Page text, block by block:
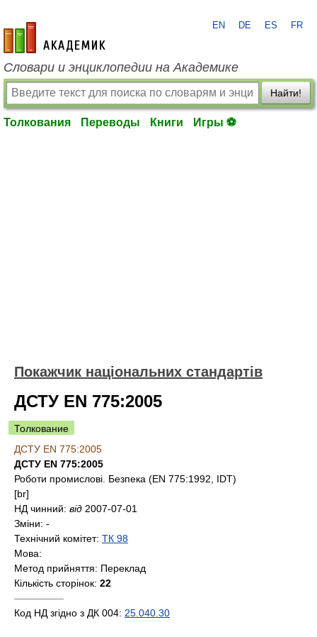
academic.ru
EN DE ES FR
Словари и энциклопедии на Академике
Найти!
Толкования Переводы Книги Игры ⚽
Покажчик національних стандартів
ДСТУ EN 775:2005
Толкование
ДСТУ EN 775:2005
ДСТУ EN 775:2005
Роботи промислові. Безпека (EN 775:1992, IDT)
[br]
НД чинний: від 2007-07-01
Зміни: -
Технічний комітет: ТК 98
Мова:
Метод прийняття: Переклад
Кількість сторінок: 22
—————
Код НД згідно з ДК 004: 25.040.30